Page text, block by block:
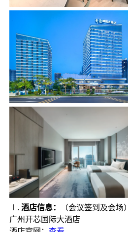
Ⅰ.酒店信息：
（会议签到及会场）
广州开芯国际大酒店